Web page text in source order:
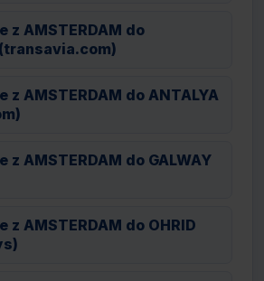
z AMSTERDAM do
AMSTERDAM do ANTALYA
AMSTERDAM do GALWAY
AMSTERDAM do OHRID